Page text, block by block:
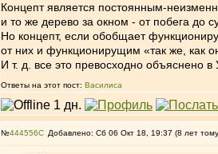
Концепт является постоянным-
и то же дерево за окном - от побега до
Но концепт, если обобщает
от них и функционирущим «так же, как
И т. д. все это превосходно объяснено в
Ответы на этот пост: Василиса
№444556 Добавлено: Сб 06 Окт 18, 19:37 (8 лет